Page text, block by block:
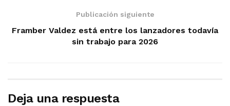
Publicación siguiente
Framber Valdez está entre los lanzadores todavía
sin trabajo para 2026
Deja una respuesta